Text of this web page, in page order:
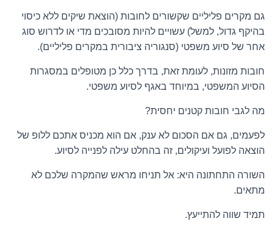
גם מקרים פליליים שקשורים לחובות (הוצאת שיקים ללא כיסוי
בהיקף גדול, למשל) עשויים להיות מסובכים מדי או לדרוש סוג
אחר של סיוע משפטי (סנגוריה ציבורית במקרים פליליים).
חובות מזונות, לעומת זאת, בדרך כלל כן מטופלים במסגרות
הסיוע המשפטי, במיוחד באגף לסיוע משפטי.
מה לגבי חובות קטנים יחסית?
לפעמים, גם אם הסכום לא ענק, אם הוא מכניס אתכם ללופ של
הוצאה לפועל ועיקולים, זה בהחלט עילה לפנייה לסיוע.
השורה התחתונה היא: אל תניחו מראש שהמקרה שלכם לא
מתאים.
תמיד שווה להתייעץ.